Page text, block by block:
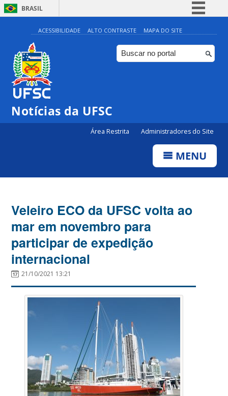
BRASIL
Simplifique!
Comunica BR
Participe
ACESSIBILIDADE ALTO CONTRASTE MAPA DO SITE
Notícias da UFSC
Área Restrita Administradores do Site
MENU
Veleiro ECO da UFSC volta ao
mar em novembro para
participar de expedição
internacional
21/10/2021 13:21